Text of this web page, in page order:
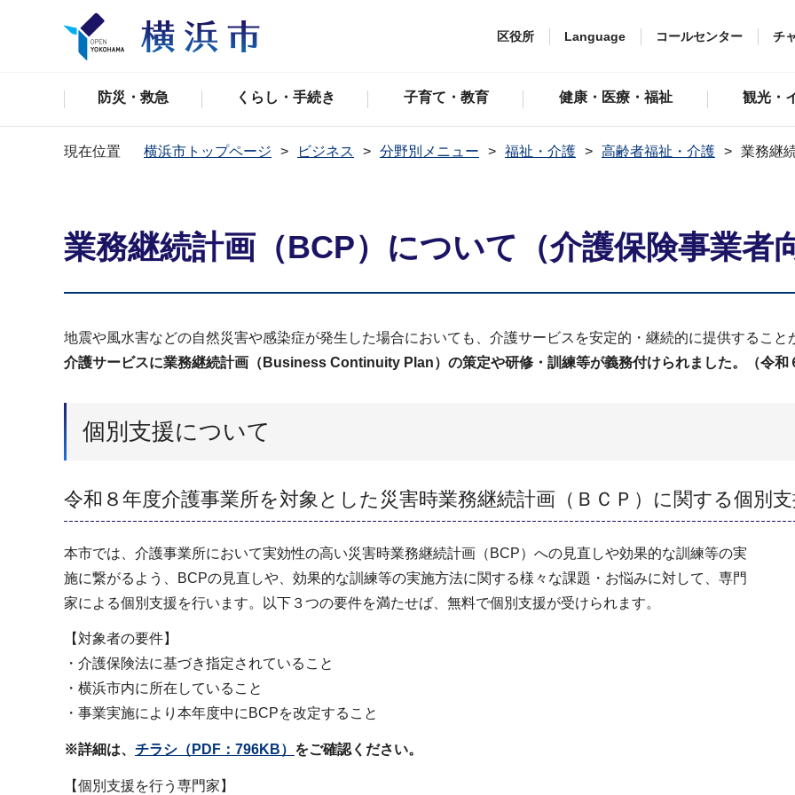
区役所 Language コールセンター チ
防災・救急 くらし・手続き 子育て・教育 健康・医療・福祉 観光・
現在位置 横浜市トップページ ビジネス 分野別メニュー 福祉・介護 高齢者福祉・介護 業務継
業務継続計画（BCP）について（介護保険事業者
地震や風水害などの自然災害や感染症が発生した場合においても、介護サービスを安定的・継続的に提供するこ
介護サービスに業務継続計画（Business Continuity Plan）の策定や研修・訓練等が義務付けられました。（令和
個別支援について
令和８年度介護事業所を対象とした災害時業務継続計画（ＢＣＰ）に関する個別
本市では、介護事業所において実効性の高い災害時業務継続計画（BCP）への見直しや効果的な訓練等の実
施に繋がるよう、BCPの見直しや、効果的な訓練等の実施方法に関する様々な課題・お悩みに対して、専門
家による個別支援を行います。以下３つの要件を満たせば、無料で個別支援が受けられます。
【対象者の要件】
・介護保険法に基づき指定されていること
・横浜市内に所在していること
・事業実施により本年度中にBCPを改定すること
※詳細は、 チラシ（PDF：796KB） をご確認ください。
【個別支援を行う専門家】